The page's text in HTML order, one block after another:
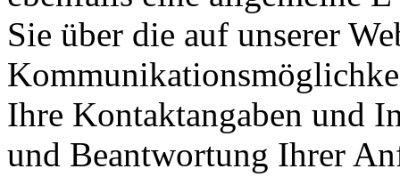
Sie über die auf unserer
Ihre Kontaktangaben und
und Beantwortung Ihrer